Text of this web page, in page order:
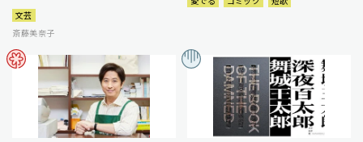
文芸
斎藤美奈子